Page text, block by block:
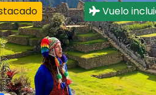
Vuelo